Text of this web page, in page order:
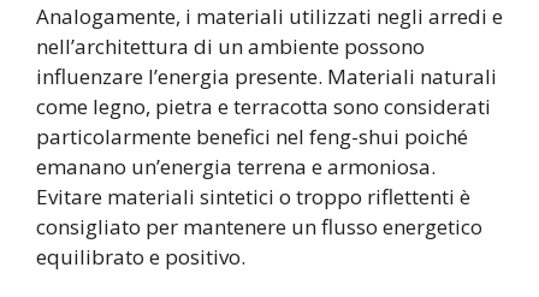
Analogamente, i materiali utilizzati negli arredi e
nell’architettura di un ambiente possono
influenzare l’energia presente. Materiali naturali
come legno, pietra e terracotta sono considerati
particolarmente benefici nel feng-shui poiché
emanano un’energia terrena e armoniosa.
Evitare materiali sintetici o troppo riflettenti è
consigliato per mantenere un flusso energetico
equilibrato e positivo.